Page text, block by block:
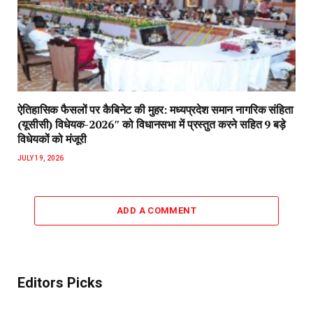
ऐतिहासिक फैसलों पर कैबिनेट की मुहर: मध्यप्रदेश समान नागरिक संहिता
(यूसीसी) विधेयक-2026″ को विधानसभा में प्रस्तुत करने सहित 9 बड़े
विधेयकों को मंजूरी
JULY 19, 2026
ADD A COMMENT
Editors Picks